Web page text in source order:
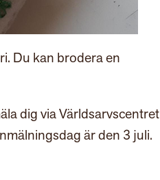
Du kan brodera en
dig via Världsarvscentret
är den 3 juli.